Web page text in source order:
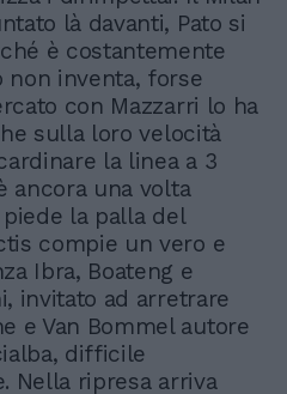
là davanti, Pato si
è costantemente
non inventa, forse
con Mazzarri lo ha
sulla loro velocità
la linea a 3
ancora una volta
la palla del
compie un vero e
Ibra, Boateng e
invitato ad arretrare
e Van Bommel autore
difficile
Nella ripresa arriva